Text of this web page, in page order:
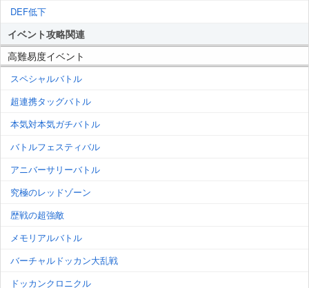
DEF低下
イベント攻略関連
高難易度イベント
スペシャルバトル
超連携タッグバトル
本気対本気ガチバトル
バトルフェスティバル
アニバーサリーバトル
究極のレッドゾーン
歴戦の超強敵
メモリアルバトル
バーチャルドッカン大乱戦
ドッカンクロニクル